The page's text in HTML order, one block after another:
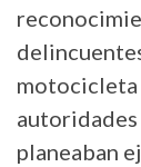
motocicleta
planeaban